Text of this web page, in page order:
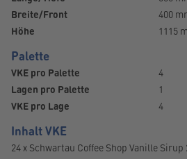
Breite/Front
400
Höhe
1115
Palette
VKE pro Palette
4
Lagen pro Palette
1
VKE pro Lage
4
Inhalt VKE
24 x Schwartau Coffee Shop Vanille Sirup